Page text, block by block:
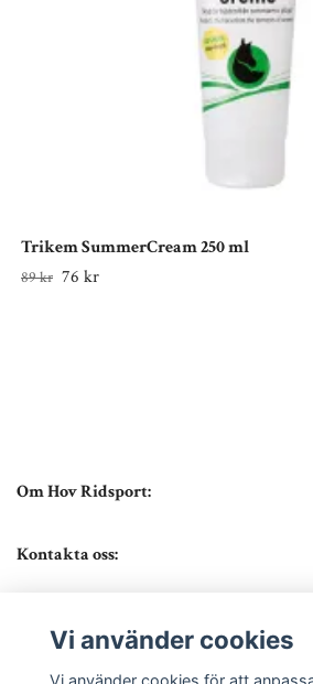
Trikem SummerCream 250 ml
89 kr 76 kr
Om Hov Ridsport:
Kontakta oss:
Vi använder cookies
Vi använder cookies för att